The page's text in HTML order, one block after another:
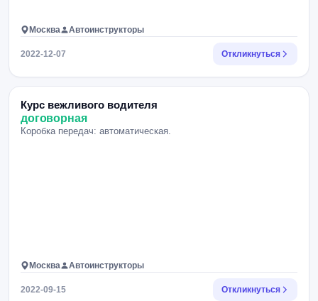
Москва Автоинструкторы
2022-12-07 Откликнуться
Курс вежливого водителя
договорная
Коробка передач: автоматическая.
Москва Автоинструкторы
2022-09-15 Откликнуться